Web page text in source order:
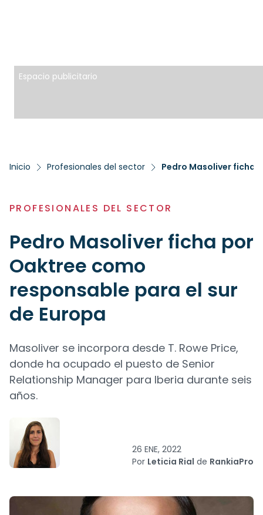
Espacio publicitario
Inicio Profesionales del sector Pedro Masoliver ficha
PROFESIONALES DEL SECTOR
Pedro Masoliver ficha por
Oaktree como
responsable para el sur
de Europa
Masoliver se incorpora desde T. Rowe Price,
donde ha ocupado el puesto de Senior
Relationship Manager para Iberia durante seis
años.
26 ENE, 2022
Por Leticia Rial de RankiaPro